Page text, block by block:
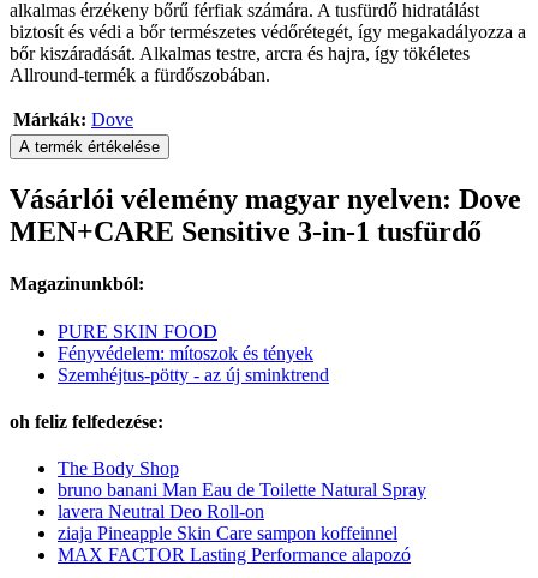
alkalmas érzékeny bőrű férfiak számára. A tusfürdő hidratálást
biztosít és védi a bőr természetes védőrétegét, így megakadályozza a
bőr kiszáradását. Alkalmas testre, arcra és hajra, így tökéletes
Allround-termék a fürdőszobában.
Márkák: Dove
A termék értékelése
Vásárlói vélemény magyar nyelven: Dove
MEN+CARE Sensitive 3-in-1 tusfürdő
Magazinunkból:
PURE SKIN FOOD
Fényvédelem: mítoszok és tények
Szemhéjtus-pötty - az új sminktrend
oh feliz felfedezése:
The Body Shop
bruno banani Man Eau de Toilette Natural Spray
lavera Neutral Deo Roll-on
ziaja Pineapple Skin Care sampon koffeinnel
MAX FACTOR Lasting Performance alapozó